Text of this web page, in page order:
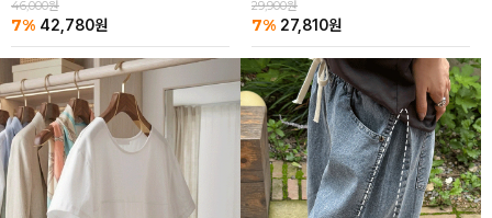
46,000원
7% 42,780원
29,900원
7% 27,810원